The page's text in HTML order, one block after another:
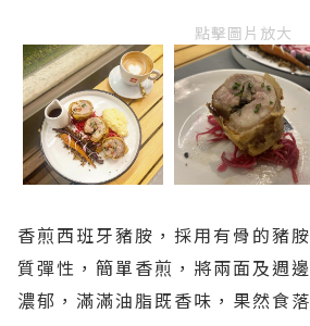
點擊圖片放大
香煎西班牙豬胺，採用有骨的豬
質彈性，簡單香煎，將兩面及週
濃郁，滿滿油脂既香味，果然食